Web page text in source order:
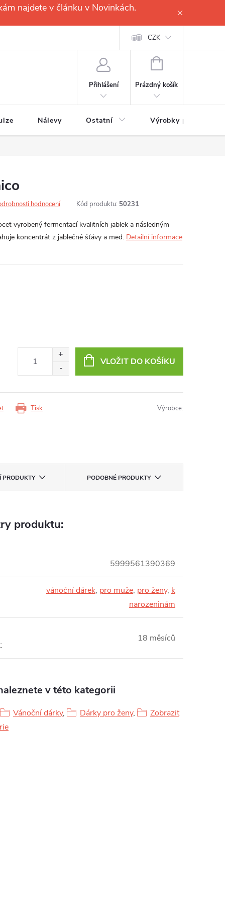
najdete v článku v Novinkách.
CZK
Přihlášení
NÁKUPNÍ
Prázdný košík
Nálevy Ostatní Výrobky pro
hodnocení Kód produktu: 50231
vyrobený fermentací kvalitních jablek a následným
koncentrát z jablečné šťávy a med. Detailní informace
VLOŽIT DO KOŠÍKU
Tisk Výrobce:
PRODUKTY PODOBNÉ PRODUKTY
produktu:
5999561390369
vánoční dárek, pro muže, pro ženy, k
narozeninám
:
18 měsíců
v této kategorii
Vánoční dárky, Dárky pro ženy,
Zobrazit